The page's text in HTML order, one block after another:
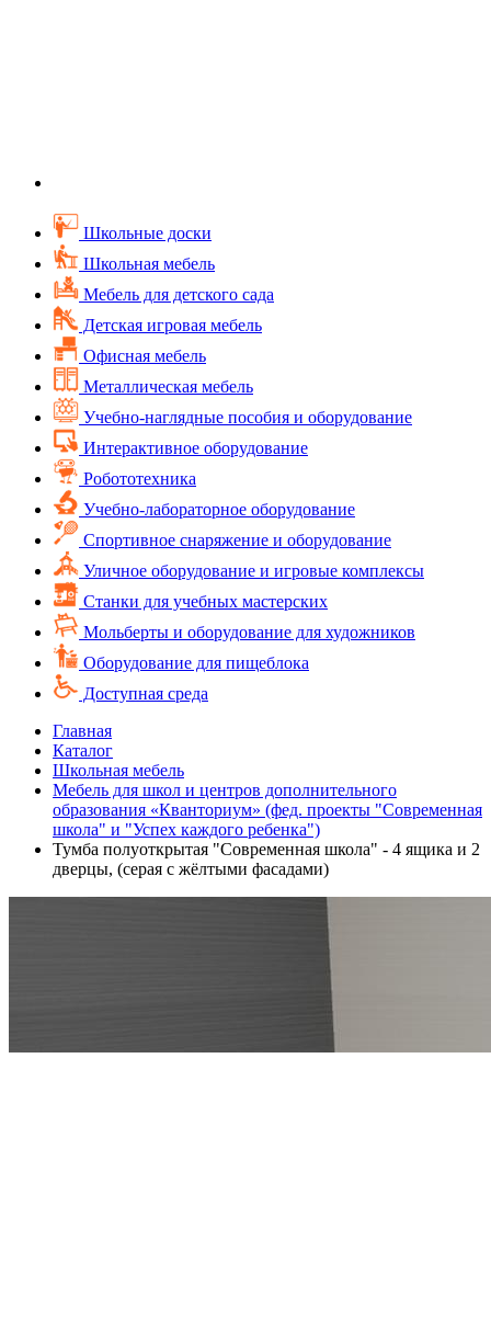
Школьные доски
Школьная мебель
Мебель для детского сада
Детская игровая мебель
Офисная мебель
Металлическая мебель
Учебно-наглядные пособия и оборудование
Интерактивное оборудование
Робототехника
Учебно-лабораторное оборудование
Спортивное снаряжение и оборудование
Уличное оборудование и игровые комплексы
Cтанки для учебных мастерских
Мольберты и оборудование для художников
Оборудование для пищеблока
Доступная среда
Главная
Каталог
Школьная мебель
Мебель для школ и центров дополнительного
образования «Кванториум» (фед. проекты "Современная
школа" и "Успех каждого ребенка")
Тумба полуоткрытая "Современная школа" - 4 ящика и 2
дверцы, (серая с жёлтыми фасадами)